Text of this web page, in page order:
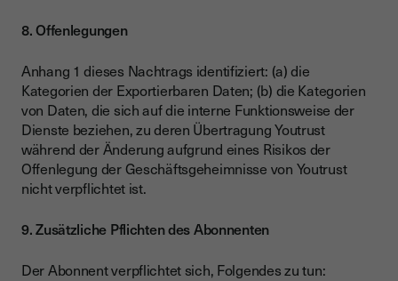
8. Offenlegungen
Anhang 1 dieses Nachtrags identifiziert: (a) die
Kategorien der Exportierbaren Daten; (b) die Kategorien
von Daten, die sich auf die interne Funktionsweise der
Dienste beziehen, zu deren Übertragung Youtrust
während der Änderung aufgrund eines Risikos der
Offenlegung der Geschäftsgeheimnisse von Youtrust
nicht verpflichtet ist.
9. Zusätzliche Pflichten des Abonnenten
Der Abonnent verpflichtet sich, Folgendes zu tun: